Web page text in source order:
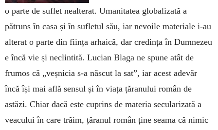
o parte de suflet nealterat. Uma­nitatea globalizată a
pătruns în casa și în sufletul său, iar nevoile materiale i-au
alterat o parte din ființa arhaică, dar credința în Dumnezeu
e încă vie și neclintită. Lucian Blaga ne spune atât de
frumos că „veș­nicia s-a născut la sat”, iar acest adevăr
încă își mai află sensul și în viața țăranului român de
astăzi. Chiar dacă este cuprins de materia secularizată a
veacului în care trăim, țăranul român ține seama că nimic